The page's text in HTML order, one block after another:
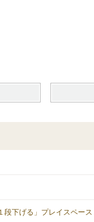
段下げる」プレイスペース